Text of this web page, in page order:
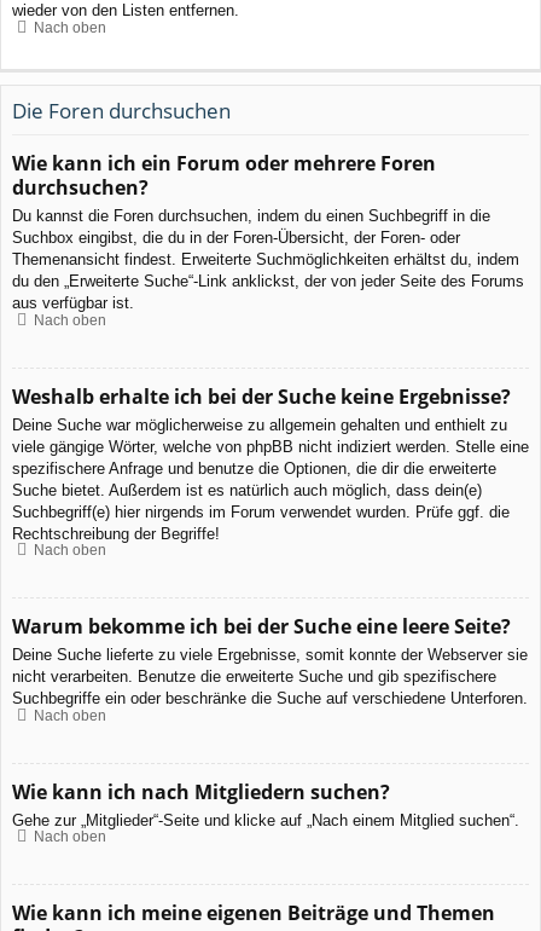
wieder von den Listen entfernen.
Nach oben
Die Foren durchsuchen
Wie kann ich ein Forum oder mehrere Foren
durchsuchen?
Du kannst die Foren durchsuchen, indem du einen Suchbegriff in die
Suchbox eingibst, die du in der Foren-Übersicht, der Foren- oder
Themenansicht findest. Erweiterte Suchmöglichkeiten erhältst du, indem
du den „Erweiterte Suche“-Link anklickst, der von jeder Seite des Forums
aus verfügbar ist.
Nach oben
Weshalb erhalte ich bei der Suche keine Ergebnisse?
Deine Suche war möglicherweise zu allgemein gehalten und enthielt zu
viele gängige Wörter, welche von phpBB nicht indiziert werden. Stelle eine
spezifischere Anfrage und benutze die Optionen, die dir die erweiterte
Suche bietet. Außerdem ist es natürlich auch möglich, dass dein(e)
Suchbegriff(e) hier nirgends im Forum verwendet wurden. Prüfe ggf. die
Rechtschreibung der Begriffe!
Nach oben
Warum bekomme ich bei der Suche eine leere Seite?
Deine Suche lieferte zu viele Ergebnisse, somit konnte der Webserver sie
nicht verarbeiten. Benutze die erweiterte Suche und gib spezifischere
Suchbegriffe ein oder beschränke die Suche auf verschiedene Unterforen.
Nach oben
Wie kann ich nach Mitgliedern suchen?
Gehe zur „Mitglieder“-Seite und klicke auf „Nach einem Mitglied suchen“.
Nach oben
Wie kann ich meine eigenen Beiträge und Themen